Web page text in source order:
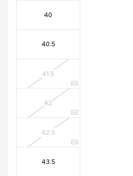
40
40.5
41.5
42
42.5
43.5